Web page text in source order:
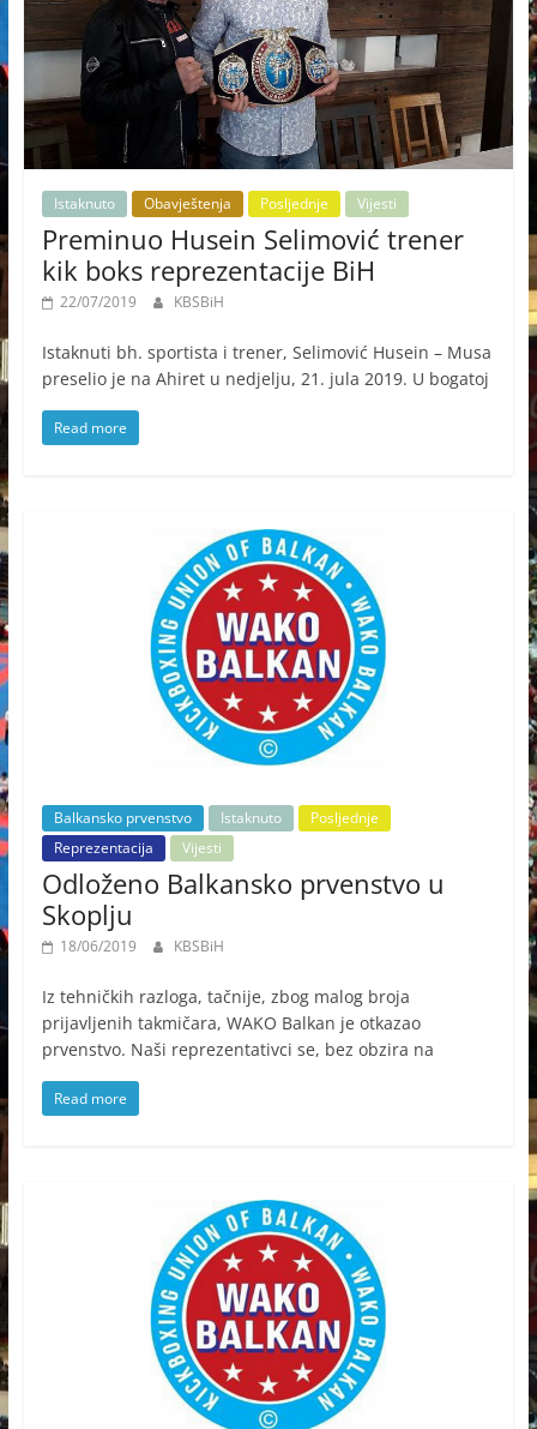
Istaknuto Obavještenja Posljednje Vijesti
Preminuo Husein Selimović trener
kik boks reprezentacije BiH
22/07/2019 KBSBiH
Istaknuti bh. sportista i trener, Selimović Husein – Musa
preselio je na Ahiret u nedjelju, 21. jula 2019. U bogatoj
Read more
Balkansko prvenstvo Istaknuto
Posljednje
Reprezentacija
Vijesti
Odloženo Balkansko prvenstvo u
Skoplju
18/06/2019 KBSBiH
Iz tehničkih razloga, tačnije, zbog malog broja
prijavljenih takmičara, WAKO Balkan je otkazao
prvenstvo. Naši reprezentativci se, bez obzira na
Read more